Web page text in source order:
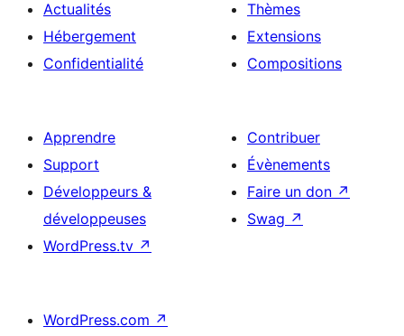
Actualités
Hébergement
Confidentialité
Thèmes
Extensions
Compositions
Apprendre
Support
Développeurs &
développeuses
WordPress.tv ↗
Contribuer
Évènements
Faire un don ↗
Swag ↗
WordPress.com ↗